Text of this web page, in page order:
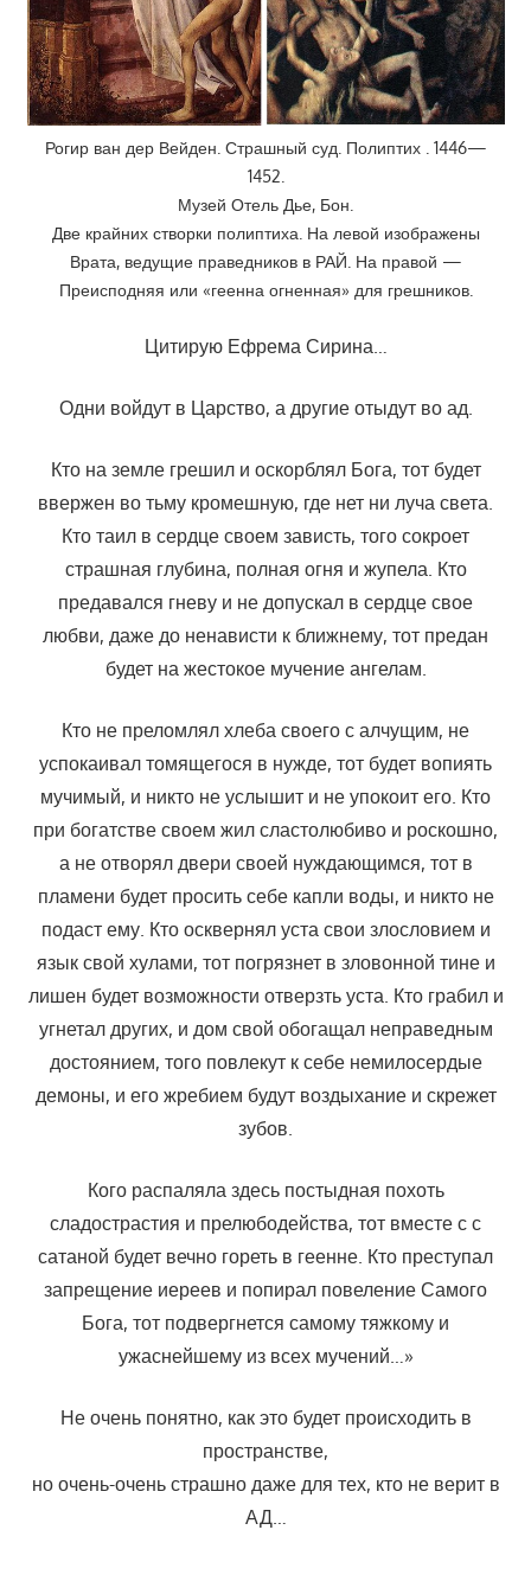
Рогир ван дер Вейден. Страшный суд. Полиптих . 1446—
1452.
Музей Отель Дье, Бон.
Две крайних створки полиптиха. На левой изображены
Врата, ведущие праведников в РАЙ. На правой —
Преисподняя или «геенна огненная» для грешников.
Цитирую Ефрема Сирина…
Одни войдут в Царство, а другие отыдут во ад.
Кто на земле грешил и оскорблял Бога, тот будет
ввержен во тьму кромешную, где нет ни луча света.
Кто таил в сердце своем зависть, того сокроет
страшная глубина, полная огня и жупела. Кто
предавался гневу и не допускал в сердце свое
любви, даже до ненависти к ближнему, тот предан
будет на жестокое мучение ангелам.
Кто не преломлял хлеба своего с алчущим, не
успокаивал томящегося в нужде, тот будет вопиять
мучимый, и никто не услышит и не упокоит его. Кто
при богатстве своем жил сластолюбиво и роскошно,
а не отворял двери своей нуждающимся, тот в
пламени будет просить себе капли воды, и никто не
подаст ему. Кто осквернял уста свои злословием и
язык свой хулами, тот погрязнет в зловонной тине и
лишен будет возможности отверзть уста. Кто грабил и
угнетал других, и дом свой обогащал неправедным
достоянием, того повлекут к себе немилосердые
демоны, и его жребием будут воздыхание и скрежет
зубов.
Кого распаляла здесь постыдная похоть
сладострастия и прелюбодейства, тот вместе с с
сатаной будет вечно гореть в геенне. Кто преступал
запрещение иереев и попирал повеление Самого
Бога, тот подвергнется самому тяжкому и
ужаснейшему из всех мучений…»
Не очень понятно, как это будет происходить в
пространстве,
но очень-очень страшно даже для тех, кто не верит в
АД…